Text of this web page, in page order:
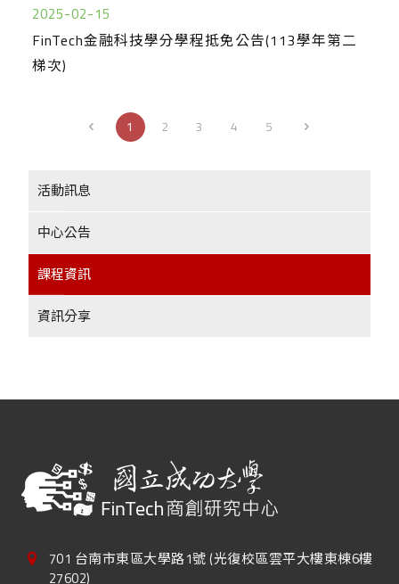
2025-02-15
FinTech金融科技學分學程抵免公告(113學年第二
梯次)
1 2 3 4 5
活動訊息
中心公告
課程資訊
資訊分享
701 台南市東區大學路1號 (光復校區雲平大樓東棟6樓
27602)